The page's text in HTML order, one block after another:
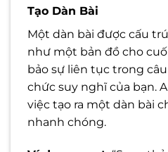
Tạo Dàn Bài
Một dàn bài được cấu
như một bản đồ cho
bảo sự liên tục trong
chức suy nghĩ của bạn.
việc tạo ra một dàn bài
nhanh chóng.